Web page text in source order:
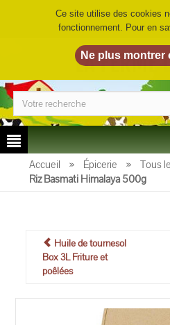
LA FERME
Accueil » Épicerie » Tous
Riz Basmati Himalaya 500g
Huile de tournesol
Box 3L Friture et
poêlées
Ce site utilise des cookies
fonctionnement. Pour en